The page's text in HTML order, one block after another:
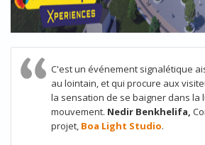
C'est un événement signalétique
au lointain, et qui procure aux
la sensation de se baigner dans la
mouvement. Nedir Benkhelifa,
projet, Boa Light Studio.